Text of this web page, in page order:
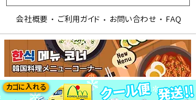
​ご利用ガイド お問い合わせ FAQ
会社概要 ​・ ​・
​・
カゴに入れる